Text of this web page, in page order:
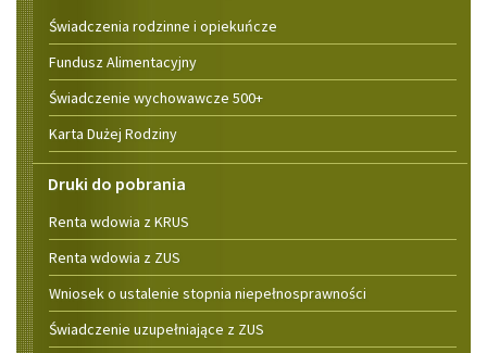
Świadczenia rodzinne i opiekuńcze
Fundusz Alimentacyjny
Świadczenie wychowawcze 500+
Karta Dużej Rodziny
Druki do pobrania
Renta wdowia z KRUS
Renta wdowia z ZUS
Wniosek o ustalenie stopnia niepełnosprawności
Świadczenie uzupełniające z ZUS